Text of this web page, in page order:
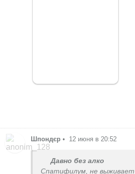
Шпондєр • 12 июня в 20:52
Давно без алко
Спатифилум, не выживает